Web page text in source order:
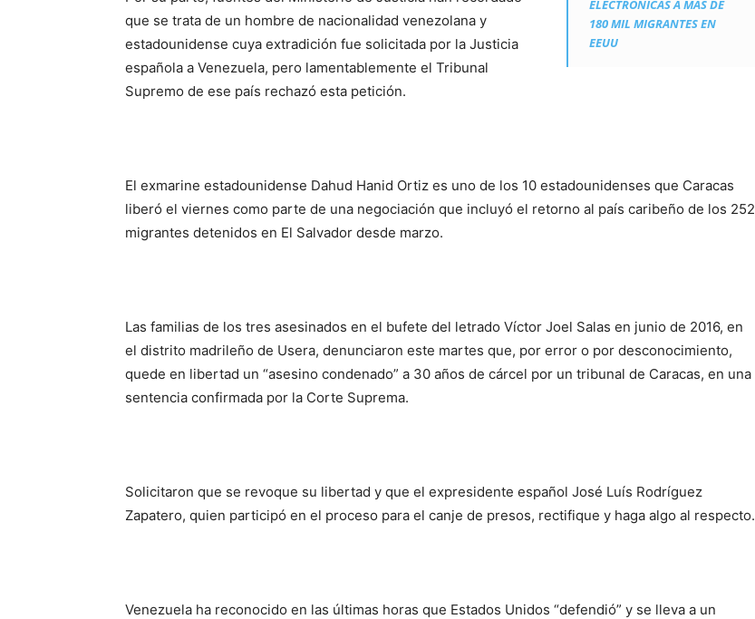
ELECTRÓNICAS A MÁS DE
180 MIL MIGRANTES EN
EEUU
que se trata de un hombre de nacionalidad venezolana y
estadounidense cuya extradición fue solicitada por la Justicia
española a Venezuela, pero lamentablemente el Tribunal
Supremo de ese país rechazó esta petición.
El exmarine estadounidense Dahud Hanid Ortiz es uno de los 10 estadounidenses que Caracas
liberó el viernes como parte de una negociación que incluyó el retorno al país caribeño de los 252
migrantes detenidos en El Salvador desde marzo.
Las familias de los tres asesinados en el bufete del letrado Víctor Joel Salas en junio de 2016, en
el distrito madrileño de Usera, denunciaron este martes que, por error o por desconocimiento,
quede en libertad un “asesino condenado” a 30 años de cárcel por un tribunal de Caracas, en una
sentencia confirmada por la Corte Suprema.
Solicitaron que se revoque su libertad y que el expresidente español José Luís Rodríguez
Zapatero, quien participó en el proceso para el canje de presos, rectifique y haga algo al respecto.
Venezuela ha reconocido en las últimas horas que Estados Unidos “defendió” y se lleva a un